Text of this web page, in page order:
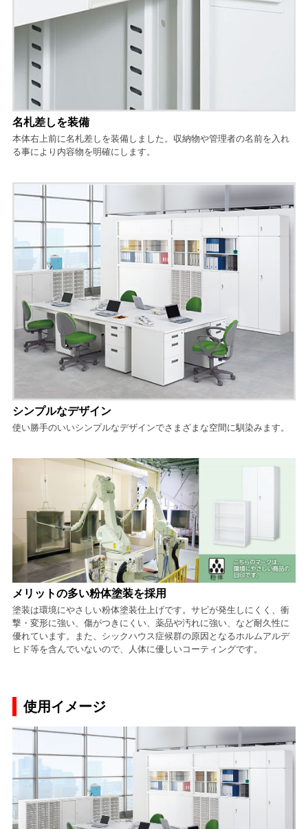
名札差しを装備
本体右上前に名札差しを装備しました。収納物や管理者の名前を入れ
る事により内容物を明確にします。
シンプルなデザイン
使い勝手のいいシンプルなデザインでさまざまな空間に馴染みます。
メリットの多い粉体塗装を採用
塗装は環境にやさしい粉体塗装仕上げです。サビが発生しにくく、衝
撃・変形に強い、傷がつきにくい、薬品や汚れに強い、など耐久性に
優れています。また、シックハウス症候群の原因となるホルムアルデ
ヒド等を含んでいないので、人体に優しいコーティングです。
使用イメージ